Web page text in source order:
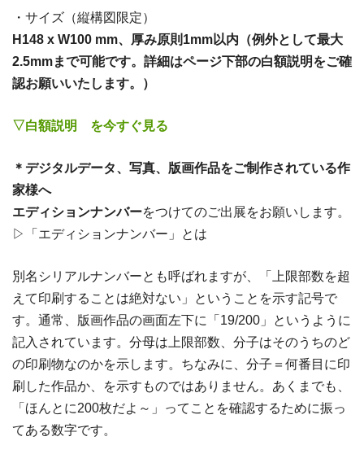
・サイズ（縦構図限定）
H148 x W100 mm、厚み原則1mm以内（例外として最大
2.5mmまで可能です。詳細はページ下部の白額説明をご確
認お願いいたします。）
▽白額説明 を今すぐ見る
＊デジタルデータ、写真、版画作品をご制作されている作
家様へ
エディションナンバーをつけてのご出展をお願いします。
▷「エディションナンバー」とは
別名シリアルナンバーとも呼ばれますが、「上限部数を超
えて印刷することは絶対ない」ということを示す記号で
す。通常、版画作品の画面左下に「19/200」というように
記入されています。分母は上限部数、分子はそのうちのど
の印刷物なのかを示します。ちなみに、分子＝何番目に印
刷した作品か、を示すものではありません。あくまでも、
「ほんとに200枚だよ～」ってことを確認するために振っ
てある数字です。